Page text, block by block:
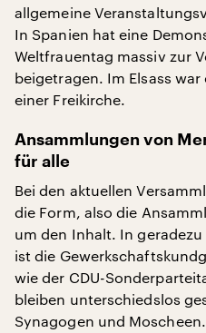
allgemeine
In Spanien hat eine
Weltfrauentag massiv zur
beigetragen. Im Elsass
einer Freikirche.
Ansammlungen von
für alle
Bei den aktuellen
die Form, also die
um den Inhalt. In
ist die
wie der CDU-
bleiben unterschiedslos
Synagogen und Moscheen.